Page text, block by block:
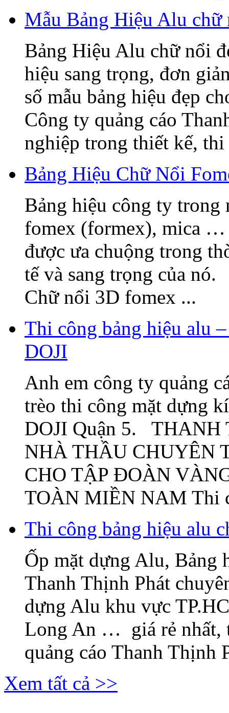
Mẫu Bảng Hiệu Alu chữ
Bảng Hiệu Alu chữ nổi
hiệu sang trọng, đơn
số mẫu bảng hiệu đẹp
Công ty quảng cáo
nghiệp trong thiết kế, thi
Bảng Hiệu Chữ Nổi
Bảng hiệu công ty
fomex (formex), mica …
được ưa chuộng trong
tế và sang trọng của
Chữ nổi 3D fomex ...
Thi công bảng hiệu alu
DOJI
Anh em công ty quảng
trèo thi công mặt dựng
DOJI Quận 5. THANH
NHÀ THẦU CHUYÊN
CHO TẬP ĐOÀN
TOÀN MIỀN NAM
Thi công bảng hiệu alu
Ốp mặt dựng Alu, Bảng
Thanh Thịnh Phát
dựng Alu khu vực
Long An … giá rẻ nhất,
quảng cáo Thanh Thịnh
Xem tất cả >>